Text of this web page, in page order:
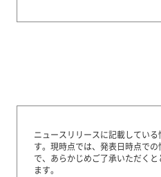
ニュースリリースに記載してい
す。 現時点では、発表日時点で
で、あらかじめご了承いただく
ます。